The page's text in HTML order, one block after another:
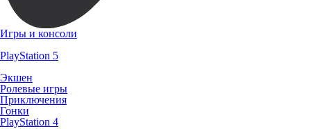
Игры и консоли
PlayStation 5
Экшен
Ролевые игры
Приключения
Гонки
PlayStation 4